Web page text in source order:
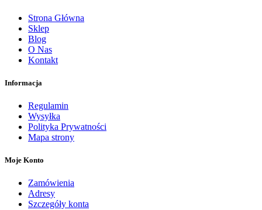
Strona Główna
Sklep
Blog
O Nas
Kontakt
Informacja
Regulamin
Wysyłka
Polityka Prywatności
Mapa strony
Moje Konto
Zamówienia
Adresy
Szczegóły konta